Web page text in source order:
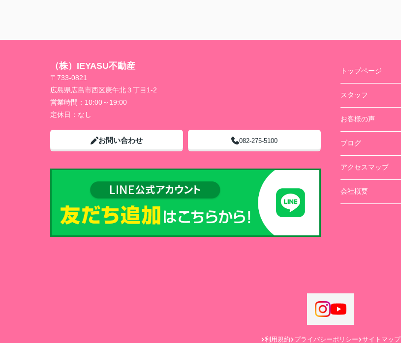
（株）IEYASU不動産
〒733-0821
広島県広島市西区庚午北３丁目1-2
営業時間： 10:00～19:00
定休日： なし
お問い合わせ 082-275-5100
トップページ
スタッフ
お客様の声
ブログ
アクセスマップ
会社概要
利用規約 プライバシーポリシー サイトマップ